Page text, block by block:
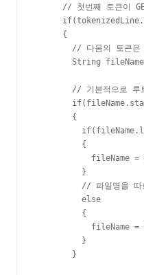
// 첫번째 토큰이
      {
// 다음의 토큰은
String
// 기본적으로 루
        {
          {
fileName =
          }
// 파일명을 따
          else
          {
fileName =
          }
        }